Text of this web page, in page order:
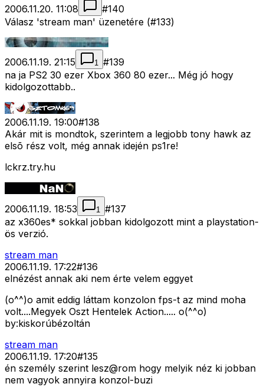
2006.11.20. 11:08 #140
Válasz 'stream man' üzenetére (#133)
2006.11.19. 21:15 1 #139
na ja PS2 30 ezer Xbox 360 80 ezer... Még jó hogy
kidolgozottabb..
2006.11.19. 19:00#138
Akár mit is mondtok, szerintem a legjobb tony hawk az
elsõ rész volt, még annak idején ps1re!
lckrz.try.hu
2006.11.19. 18:53 1 #137
az x360es* sokkal jobban kidolgozott mint a playstation-
ös verzió.
stream man
2006.11.19. 17:22#136
elnézést annak aki nem érte velem eggyet
(o^^)o amit eddig láttam konzolon fps-t az mind moha
volt....Megyek Oszt Hentelek Action..... o(^^o)
by:kiskorúbézoltán
stream man
2006.11.19. 17:20#135
én személy szerint lesz@rom hogy melyik néz ki jobban
nem vagyok annyira konzol-buzi